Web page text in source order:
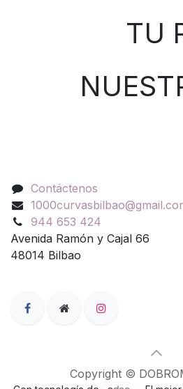
TU
Contáctenos
944 653 424
Avenida Ramón y Cajal 66
48014 Bilbao
Copyright ©